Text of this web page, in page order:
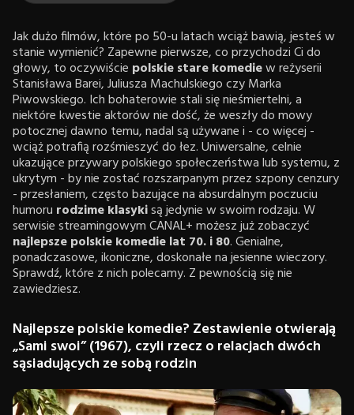
Jak dużo filmów, które po 50-u latach wciąż bawią, jesteś w
stanie wymienić? Zapewne pierwsze, co przychodzi Ci do
głowy, to oczywiście polskie stare komediew reżyserii
Stanisława Barei, Juliusza Machulskiego czy Marka
Piwowskiego. Ich bohaterowie stali się nieśmiertelni, a
niektóre kwestie aktorów nie dość, że weszły do mowy
potocznej dawno temu, nadal są używane i - co więcej -
wciąż potrafią rozśmieszyć do łez. Uniwersalne, celnie
ukazujące przywary polskiego społeczeństwa lub systemu, z
ukrytym ­- by nie zostać rozszarpanym przez szpony cenzury
- przesłaniem, często bazujące na absurdalnym poczuciu
humoru rodzime klasykisą jedynie w swoim rodzaju. W
serwisie streamingowym CANAL+ możesz już zobaczyć
najlepszepolskie komedie lat 70. i 80. Genialne,
ponadczasowe, ikoniczne, doskonałe na jesienne wieczory.
Sprawdź, które z nich polecamy. Z pewnością się nie
zawiedziesz.
Najlepsze polskie komedie? Zestawienie otwierają
„Sami swoi” (1967), czyli rzecz o relacjach dwóch
sąsiadujących ze sobą rodzin